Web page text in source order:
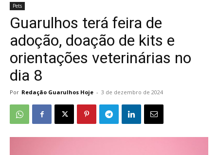
Pets
Guarulhos terá feira de
adoção, doação de kits e
orientações veterinárias no
dia 8
Por Redação Guarulhos Hoje - 3 de dezembro de 2024